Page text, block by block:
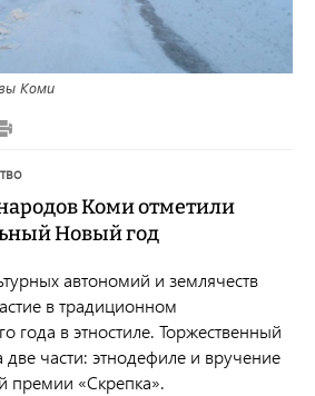
Коми
Коми отметили
Новый год
автономий и землячеств
в традиционном
года в этностиле. Торжественный
две части: этнодефиле и вручение
премии «Скрепка».